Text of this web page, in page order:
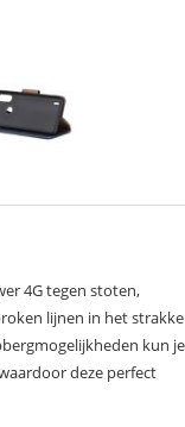
4G tegen stoten,
lijnen in het strakke
kun je
deze perfect